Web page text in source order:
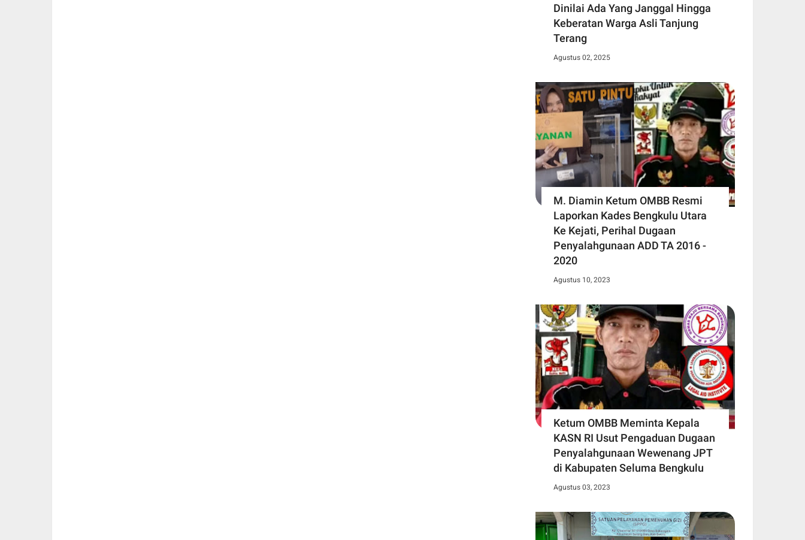
Dinilai Ada Yang Janggal Hingga
Keberatan Warga Asli Tanjung
Terang
Agustus 02, 2025
M. Diamin Ketum OMBB Resmi
Laporkan Kades Bengkulu Utara
Ke Kejati, Perihal Dugaan
Penyalahgunaan ADD TA 2016 -
2020
Agustus 10, 2023
Ketum OMBB Meminta Kepala
KASN RI Usut Pengaduan Dugaan
Penyalahgunaan Wewenang JPT
di Kabupaten Seluma Bengkulu
Agustus 03, 2023